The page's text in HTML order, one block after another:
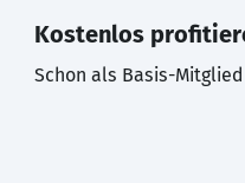
Kostenlos
Schon als Basis-